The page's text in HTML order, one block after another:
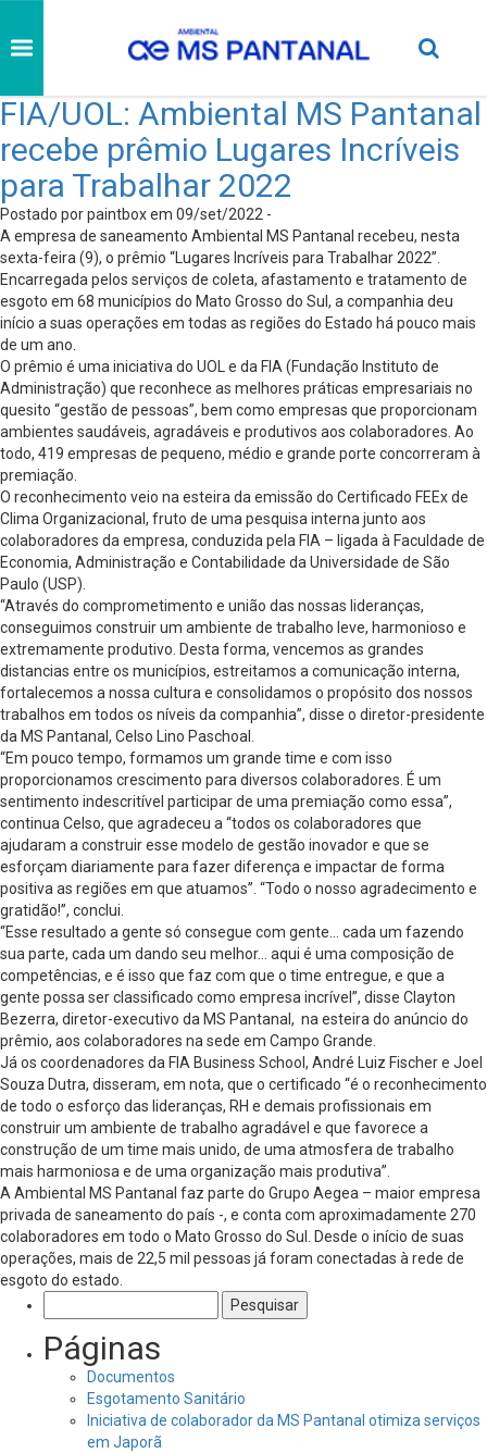
FIA/UOL: Ambiental MS Pantanal
recebe prêmio Lugares Incríveis
para Trabalhar 2022
Postado por paintbox em 09/set/2022 -
A empresa de saneamento Ambiental MS Pantanal recebeu, nesta
sexta-feira (9), o prêmio “Lugares Incríveis para Trabalhar 2022”.
Encarregada pelos serviços de coleta, afastamento e tratamento de
esgoto em 68 municípios do Mato Grosso do Sul, a companhia deu
início a suas operações em todas as regiões do Estado há pouco mais
de um ano.
O prêmio é uma iniciativa do UOL e da FIA (Fundação Instituto de
Administração) que reconhece as melhores práticas empresariais no
quesito “gestão de pessoas”, bem como empresas que proporcionam
ambientes saudáveis, agradáveis e produtivos aos colaboradores. Ao
todo, 419 empresas de pequeno, médio e grande porte concorreram à
premiação.
O reconhecimento veio na esteira da emissão do Certificado FEEx de
Clima Organizacional, fruto de uma pesquisa interna junto aos
colaboradores da empresa, conduzida pela FIA – ligada à Faculdade de
Economia, Administração e Contabilidade da Universidade de São
Paulo (USP).
“Através do comprometimento e união das nossas lideranças,
conseguimos construir um ambiente de trabalho leve, harmonioso e
extremamente produtivo. Desta forma, vencemos as grandes
distancias entre os municípios, estreitamos a comunicação interna,
fortalecemos a nossa cultura e consolidamos o propósito dos nossos
trabalhos em todos os níveis da companhia”, disse o diretor-presidente
da MS Pantanal, Celso Lino Paschoal.
“Em pouco tempo, formamos um grande time e com isso
proporcionamos crescimento para diversos colaboradores. É um
sentimento indescritível participar de uma premiação como essa”,
continua Celso, que agradeceu a “todos os colaboradores que
ajudaram a construir esse modelo de gestão inovador e que se
esforçam diariamente para fazer diferença e impactar de forma
positiva as regiões em que atuamos”. “Todo o nosso agradecimento e
gratidão!”, conclui.
“Esse resultado a gente só consegue com gente… cada um fazendo
sua parte, cada um dando seu melhor… aqui é uma composição de
competências, e é isso que faz com que o time entregue, e que a
gente possa ser classificado como empresa incrível”, disse Clayton
Bezerra, diretor-executivo da MS Pantanal, na esteira do anúncio do
prêmio, aos colaboradores na sede em Campo Grande.
Já os coordenadores da FIA Business School, André Luiz Fischer e Joel
Souza Dutra, disseram, em nota, que o certificado “é o reconhecimento
de todo o esforço das lideranças, RH e demais profissionais em
construir um ambiente de trabalho agradável e que favorece a
construção de um time mais unido, de uma atmosfera de trabalho
mais harmoniosa e de uma organização mais produtiva”.
A Ambiental MS Pantanal faz parte do Grupo Aegea – maior empresa
privada de saneamento do país -, e conta com aproximadamente 270
colaboradores em todo o Mato Grosso do Sul. Desde o início de suas
operações, mais de 22,5 mil pessoas já foram conectadas à rede de
esgoto do estado.
por:
Páginas
Documentos
Esgotamento Sanitário
Iniciativa de colaborador da MS Pantanal otimiza serviços
em Japorã